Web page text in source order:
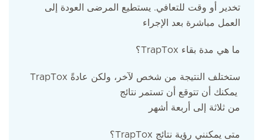
تخدير أو وقت للتعافي. يستطيع المرضى العودة إلى
العمل مباشرة بعد الإجراء
؟TrapTox ما هي مدة بقاء
TrapTox ستختلف النتيجة من شخص لآخر، ولكن عادةً
من ثلاثة إلى أربعة أشهر
؟TrapTox متى يمكنني رؤية نتائج